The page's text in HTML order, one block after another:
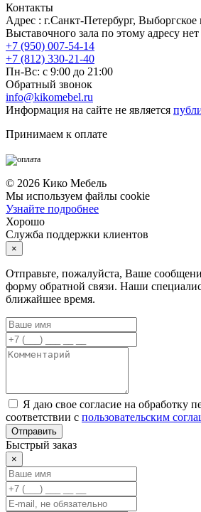
Контакты
Адрес : г.Санкт-Петербург, Выборгское
Выставочного зала по этому адресу нет
+7 (950) 007-54-14
+7 (812) 330-21-40
Пн-Вс: с 9:00 до 21:00
Обратный звонок
info@kikomebel.ru
Информация на сайте не является
Принимаем к оплате
© 2026 Кико Мебель
Мы используем файлы cookie
Узнайте подробнее
Хорошо
Служба поддержки клиентов
×
Отправьте, пожалуйста, Ваше
форму обратной связи. Наши
ближайшее время.
Я даю свое согласие на обработку
соответствии с пользовательским
Отправить
Быстрый заказ
×